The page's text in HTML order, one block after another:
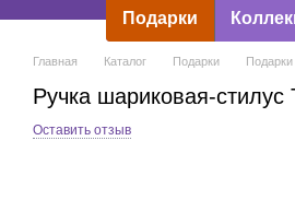
Подарки
Главная Каталог Подарки
Ручка шариковая-стилус
Оставить отзыв